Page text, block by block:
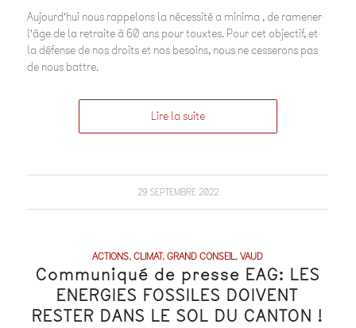
Aujourd’hui nous rappelons la nécessité a minima , de ramener
l’âge de la retraite à 60 ans pour touxtes. Pour cet objectif, et
la défense de nos droits et nos besoins, nous ne cesserons pas
de nous battre.
Lire la suite
29 SEPTEMBRE 2022
ACTIONS,CLIMAT,GRAND CONSEIL,VAUD
Communiqué de presse EAG: LES
ENERGIES FOSSILES DOIVENT
RESTER DANS LE SOL DU CANTON !